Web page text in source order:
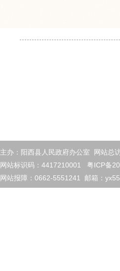
主办：阳西县人民政府办公室 网站总
网站标识码：4417210001 粤ICP备
网站报障：0662-5551241 邮箱：